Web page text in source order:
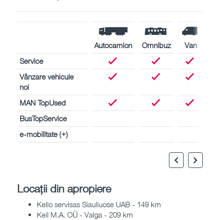
Autocamion Omnibuz
Van
Service
Vânzare vehicule
noi
MAN TopUsed
BusTopService
e-mobilitate (+)
Locații din apropiere
Kelio servisas Siauliuose UAB - 149 km
Keil M.A. OÜ - Valga - 209 km